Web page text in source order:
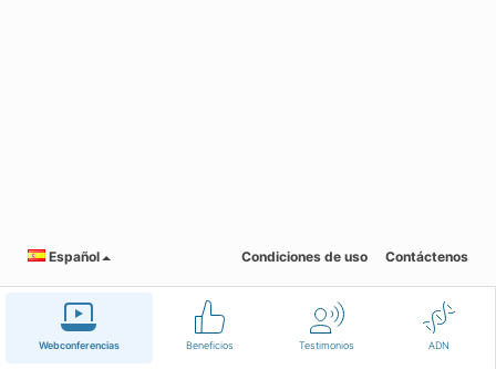
Webconferencias Beneficios Testimonios ADN
Español Condiciones de uso Contáctenos